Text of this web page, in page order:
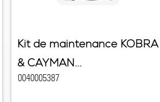
Kit de maintenance KOBRA
& CAYMAN...
0040005387